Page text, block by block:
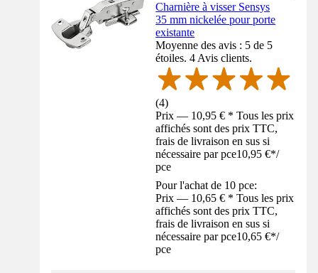
Charnière à visser Sensys
35 mm nickelée pour porte
existante
Moyenne des avis : 5 de 5
étoiles. 4 Avis clients.
(4)
Prix — 10,95 € * Tous les prix
affichés sont des prix TTC,
frais de livraison en sus si
nécessaire par pce10,95 €*/
pce
Pour l'achat de 10 pce:
Prix — 10,65 € * Tous les prix
affichés sont des prix TTC,
frais de livraison en sus si
nécessaire par pce10,65 €*/
pce